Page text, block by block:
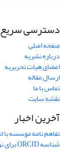
دسترسی سریع
صفحه اصلی
درباره نشریه
اعضای هیات تحریریه
ارسال مقاله
تماس با ما
نقشه سایت
آخرین اخبار
تفاهم نامه موسسه
شناسه ORCID برای نویسنده مسئول